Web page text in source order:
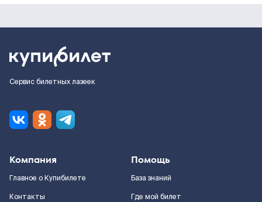
Сервис билетных лазеек
Компания
Главное о Купибилете
Контакты
Помощь
База знаний
Где мой билет